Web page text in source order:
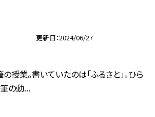
更新日 2024/06/27
授業。書いていたのは「ふるさと」。ひら
の動...